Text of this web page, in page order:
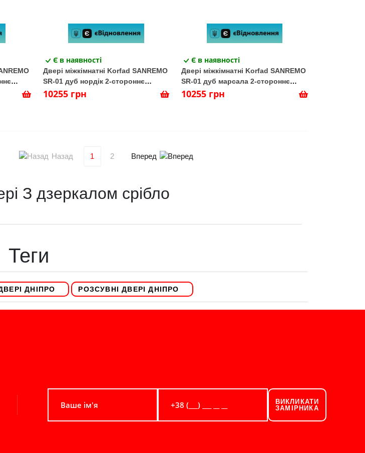
Є в наявності
Двері міжкімнатні Korfad SANREMO
SR-01 дуб нордік 2-стороннє
Тріплекс дзеркало срібло
10255 грн
Є в наявності
Двері міжкімнатні Korfad SANREMO
SR-01 дуб марсала 2-стороннє
Тріплекс дзеркало срібло
10255 грн
Назад 1 2 Вперед
З дзеркалом срібло
Теги
ДНІПРО РОЗСУВНІ ДВЕРІ ДНІПРО
ВИКЛИКАТИ
ЗАМІРНИКА